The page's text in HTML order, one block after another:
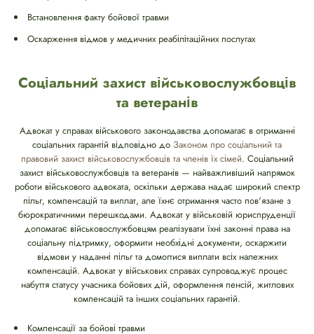
Встановлення факту бойової травми
Оскарження відмов у медичних реабілітаційних послугах
Соціальний захист військовослужбовців
та ветеранів
Адвокат у справах військового законодавства допомагає в отриманні
соціальних гарантій відповідно до Законом про соціальний та
правовий захист військовослужбовців та членів їх сімей. Соціальний
захист військовослужбовців та ветеранів — найважливіший напрямок
роботи військового адвоката, оскільки держава надає широкий спектр
пільг, компенсацій та виплат, але їхнє отримання часто пов'язане з
бюрократичними перешкодами. Адвокат у військовій юриспруденції
допомагає військовослужбовцям реалізувати їхні законні права на
соціальну підтримку, оформити необхідні документи, оскаржити
відмови у наданні пільг та домогтися виплати всіх належних
компенсацій. Адвокат у військових справах супроводжує процес
набуття статусу учасника бойових дій, оформлення пенсій, житлових
компенсацій та інших соціальних гарантій.
Компенсації за бойові травми